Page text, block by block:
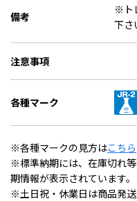
備考
※ト
下さ
注意事項
各種マーク
※各種マークの見方はこちら
※標準納期には、在庫切れ
期情報が表示されています。
※土日祝・休業日は商品発